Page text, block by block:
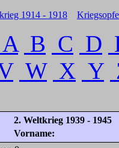
1914 - 1918
A B C D
W X Y
2. Weltkrieg 1939 - 1945
Vorname: